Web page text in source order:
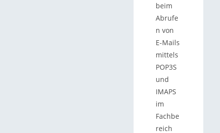
beim
Abrufe
n von
E-Mails
mittels
POP3S
und
IMAPS
im
Fachbe
reich